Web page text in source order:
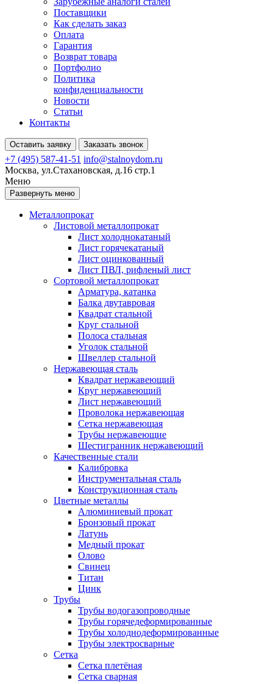
Поставщики
Как сделать заказ
Оплата
Гарантия
Возврат товара
Портфолио
Политика
конфиденциальности
Новости
Статьи
Контакты
Оставить заявку Заказать звонок
+7 (495) 587-41-51 info@stalnoydom.ru
Москва, ул.Стахановская, д.16 стр.1
Меню
Развернуть меню
Металлопрокат
Листовой металлопрокат
Лист холоднокатаный
Лист горячекатаный
Лист оцинкованный
Лист ПВЛ, рифленый лист
Сортовой металлопрокат
Арматура, катанка
Балка двутавровая
Квадрат стальной
Круг стальной
Полоса стальная
Уголок стальной
Швеллер стальной
Нержавеющая сталь
Квадрат нержавеющий
Круг нержавеющий
Лист нержавеющий
Проволока нержавеющая
Сетка нержавеющая
Трубы нержавеющие
Шестигранник нержавеющий
Качественные стали
Калибровка
Инструментальная сталь
Конструкционная сталь
Цветные металлы
Алюминиевый прокат
Бронзовый прокат
Латунь
Медный прокат
Олово
Свинец
Титан
Цинк
Трубы
Трубы водогазопроводные
Трубы горячедеформированные
Трубы холоднодеформированные
Трубы электросварные
Сетка
Сетка плетёная
Сетка сварная